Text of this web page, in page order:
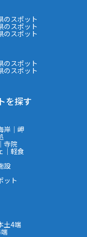
のスポット
のスポット
のスポット
のスポット
のスポット
を探す
岸｜岬
寺院
｜軽食
設
ット
土4端